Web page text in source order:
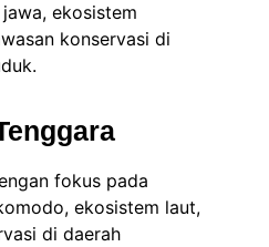
ekosistem
konservasi di
fokus pada
ekosistem laut,
di daerah